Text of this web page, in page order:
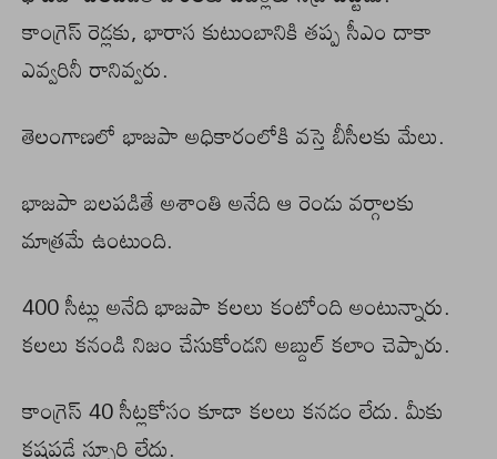
కాంగ్రెస్ రెడ్లకు, భారాస కుటుంబానికి తప్ప సీఎం దాకా
ఎవ్వరినీ రానివ్వరు.
తెలంగాణలో భాజపా అధికారంలోకి వస్తె బీసీలకు మేలు.
భాజపా బలపడితే అశాంతి అనేది ఆ రెండు వర్గాలకు
మాత్రమే ఉంటుంది.
400 సీట్లు అనేది భాజపా కలలు కంటోంది అంటున్నారు.
కలలు కనండి నిజం చేసుకోండని అబ్దుల్ కలాం చెప్పారు.
కాంగ్రెస్ 40 సీట్లకోసం కూడా కలలు కనడం లేదు. మీకు
కష్టపడే స్ఫూర్తి లేదు.